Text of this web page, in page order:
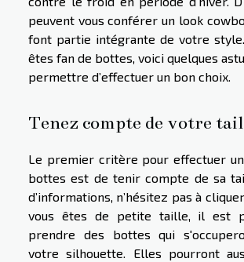
peuvent vous conférer un look
font partie intégrante de votre
êtes fan de bottes, voici quelques
permettre d’effectuer un bon choix.
Tenez compte de votre
Le premier critère pour effectuer
bottes est de tenir compte de sa
d’informations, n’hésitez pas à
vous êtes de petite taille, il est
prendre des bottes qui
votre silhouette. Elles pourront